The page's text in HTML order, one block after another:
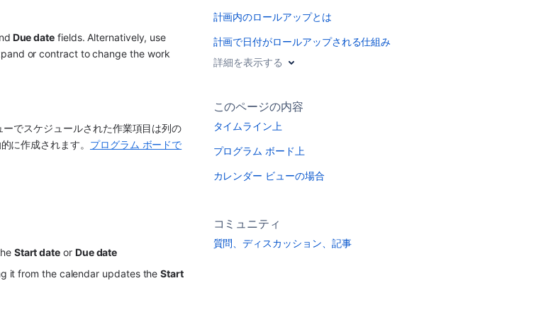
Due date fields. Alternatively, use
or contract to change the work
でスケジュールされた作業項目は列の
に作成されます。 プログラム ボードで
Start date or Due date
it from the calendar updates the Start
計画内のロールアップとは
計画で日付がロールアップされる仕組み
詳細を表示する
このページの内容
タイムライン上
プログラム ボード上
カレンダー ビューの場合
コミュニティ
質問、ディスカッション、記事